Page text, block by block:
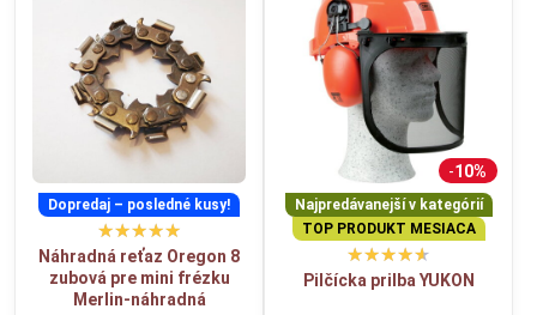
Dopredaj – posledné kusy!
Náhradná reťaz Oregon 8
zubová pre mini frézku
Merlin-náhradná
10%
Najpredávanejší v kategórií
TOP PRODUKT MESIACA
Pilčícka prilba YUKON